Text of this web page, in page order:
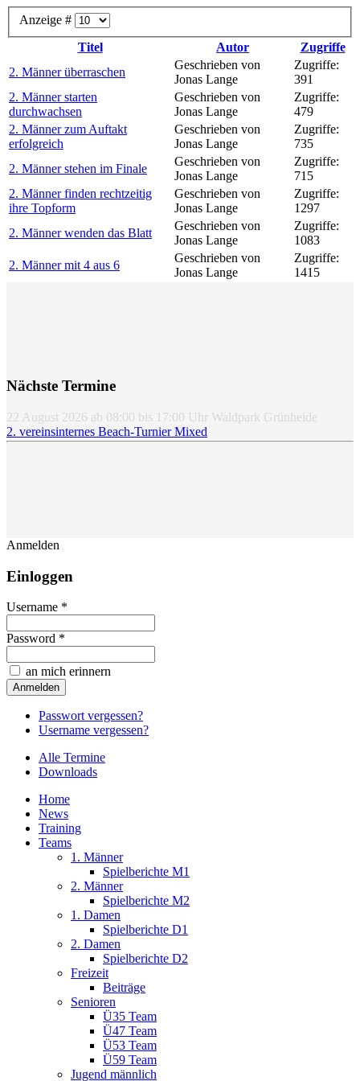
Anzeige #
Titel
Autor
Zugriffe
2. Männer überraschen
Geschrieben von
Jonas Lange
Zugriffe:
391
2. Männer starten
durchwachsen
Geschrieben von
Jonas Lange
Zugriffe:
479
2. Männer zum Auftakt
erfolgreich
Geschrieben von
Jonas Lange
Zugriffe:
735
2. Männer stehen im Finale
Geschrieben von
Jonas Lange
Zugriffe:
715
2. Männer finden rechtzeitig
ihre Topform
Geschrieben von
Jonas Lange
Zugriffe:
1297
2. Männer wenden das Blatt
Geschrieben von
Jonas Lange
Zugriffe:
1083
2. Männer mit 4 aus 6
Geschrieben von
Jonas Lange
Zugriffe:
1415
Nächste Termine
22 August 2026 ab 08:00 bis 17:00 Uhr Waldpark Grünheide
2. vereinsinternes Beach-Turnier Mixed
Anmelden
Einloggen
Username *
Password *
an mich erinnern
Passwort vergessen?
Username vergessen?
Alle Termine
Downloads
Home
News
Training
Teams
1. Männer
Spielberichte M1
2. Männer
Spielberichte M2
1. Damen
Spielberichte D1
2. Damen
Spielberichte D2
Freizeit
Beiträge
Senioren
Ü35 Team
Ü47 Team
Ü53 Team
Ü59 Team
Jugend männlich